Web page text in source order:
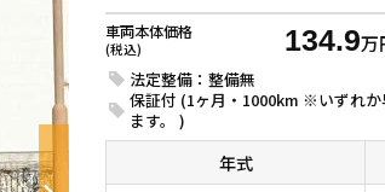
車両本体価格
(税込) 134.9万
法定整備：整備無
保証付 (1ヶ月・1000km ※いずれ
ます。 )
年式